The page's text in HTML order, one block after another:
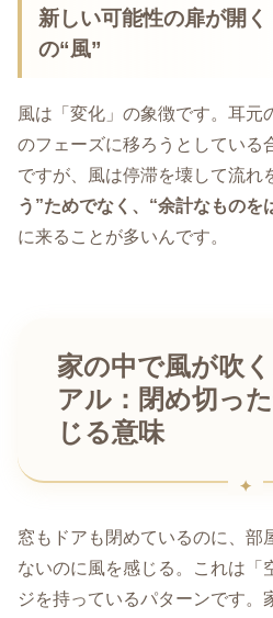
新しい可能性の扉が開
の“風”
風は「変化」の象徴です。耳元
のフェーズに移ろうとしている
ですが、風は停滞を壊して流れ
う”ためでなく、“余計なものを
に来ることが多いんです。
家の中で風が吹
アル：閉め切っ
じる意味
窓もドアも閉めているのに、部
ないのに風を感じる。これは「
ジを持っているパターンです。